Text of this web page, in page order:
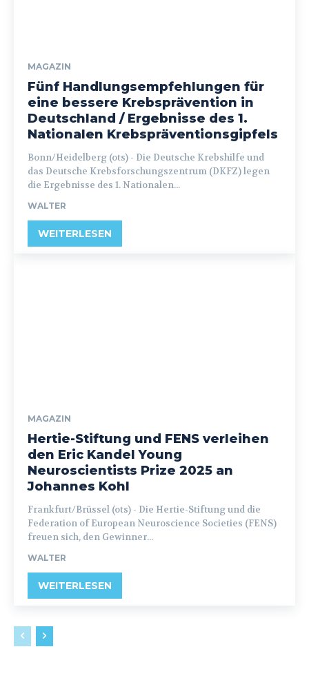
MAGAZIN
Fünf Handlungsempfehlungen für
eine bessere Krebsprävention in
Deutschland / Ergebnisse des 1.
Nationalen Krebspräventionsgipfels
Bonn/Heidelberg (ots) - Die Deutsche Krebshilfe und
das Deutsche Krebsforschungszentrum (DKFZ) legen
die Ergebnisse des 1. Nationalen...
WALTER
WEITERLESEN
MAGAZIN
Hertie-Stiftung und FENS verleihen
den Eric Kandel Young
Neuroscientists Prize 2025 an
Johannes Kohl
Frankfurt/Brüssel (ots) - Die Hertie-Stiftung und die
Federation of European Neuroscience Societies (FENS)
freuen sich, den Gewinner...
WALTER
WEITERLESEN